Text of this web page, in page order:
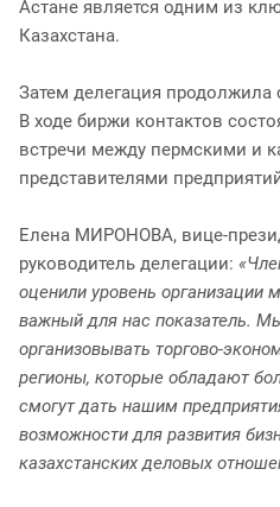
Астане является одним из
Казахстана.
Затем делегация
В ходе биржи контактов
встречи между пермскими и
представителями
Елена МИРОНОВА, вице-
руководитель делегации:
оценили уровень организации
важный для нас показатель.
организовывать торгово-
регионы, которые обладают
смогут дать нашим
возможности для развития
казахстанских деловых